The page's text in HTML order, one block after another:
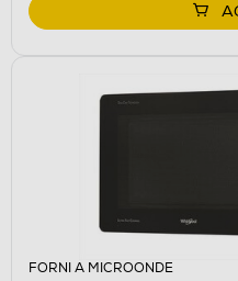
FORNI A MICROONDE